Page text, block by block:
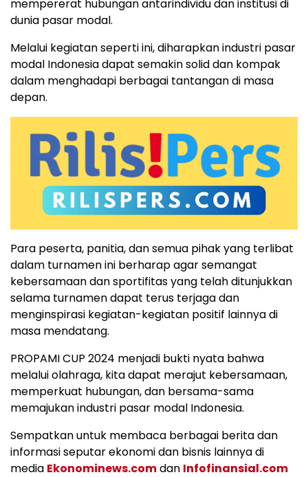
mempererat hubungan antarindividu dan institusi di
dunia pasar modal.
Melalui kegiatan seperti ini, diharapkan industri pasar
modal Indonesia dapat semakin solid dan kompak
dalam menghadapi berbagai tantangan di masa
depan.
Para peserta, panitia, dan semua pihak yang terlibat
dalam turnamen ini berharap agar semangat
kebersamaan dan sportifitas yang telah ditunjukkan
selama turnamen dapat terus terjaga dan
menginspirasi kegiatan-kegiatan positif lainnya di
masa mendatang.
PROPAMI CUP 2024 menjadi bukti nyata bahwa
melalui olahraga, kita dapat merajut kebersamaan,
memperkuat hubungan, dan bersama-sama
memajukan industri pasar modal Indonesia.
Sempatkan untuk membaca berbagai berita dan
informasi seputar ekonomi dan bisnis lainnya di
media Ekonominews.comdan Infofinansial.com